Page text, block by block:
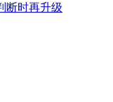
断时再升级